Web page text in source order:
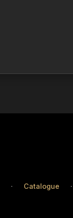
· Catalogue ·